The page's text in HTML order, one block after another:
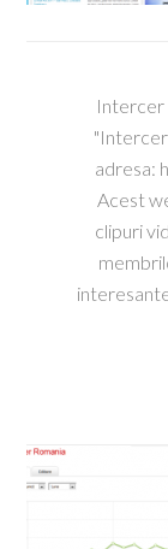
Intercer
"Intercer
adresa:
Acest
clipuri